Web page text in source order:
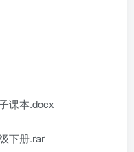
课本.docx
下册.rar